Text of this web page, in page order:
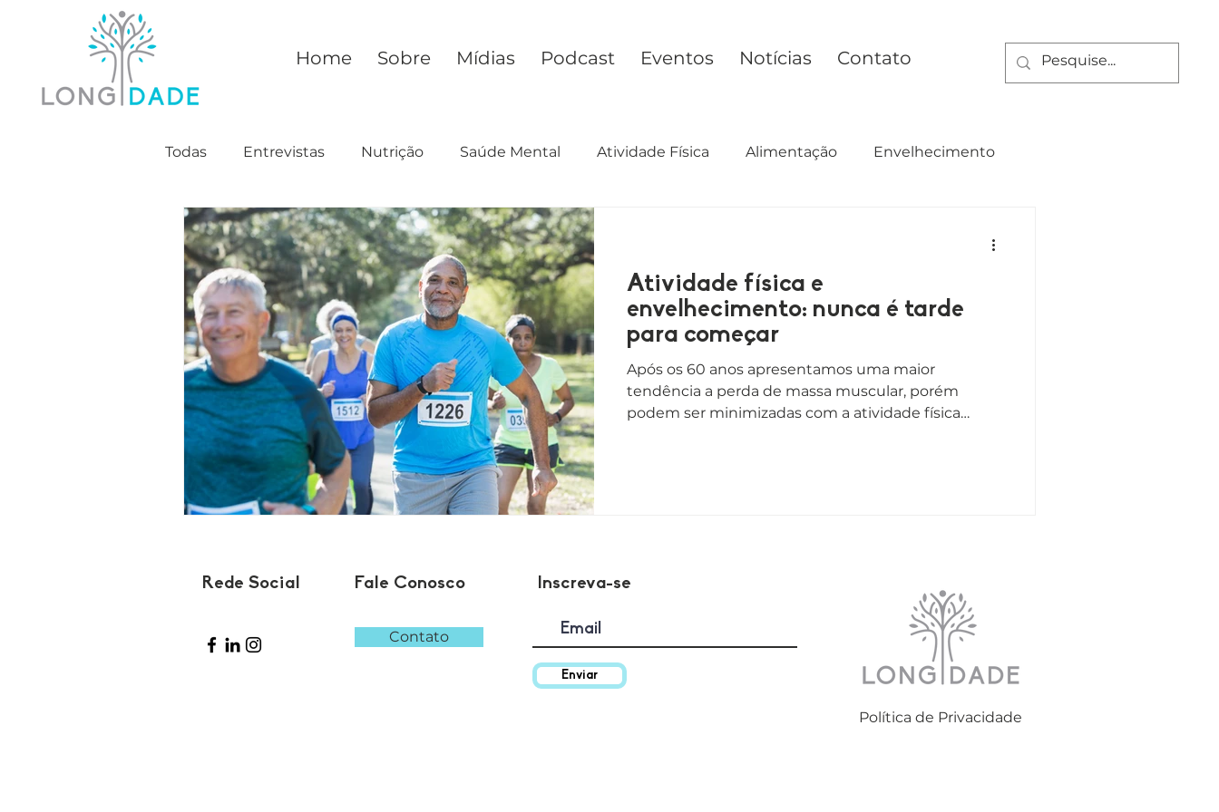
Home Sobre Mídias Podcast Eventos Notícias Contato
Todas Entrevistas Nutrição Saúde Mental Atividade Física Alimentação Envelhecimento
Saúde Mitos Conhecimento Preconceito
Relacionamento Moda
Atividade física e
envelhecimento: nunca é tarde
para começar
Após os 60 anos apresentamos uma maior
tendência a perda de massa muscular, porém
podem ser minimizadas com a atividade física
Rede Social Fale Conosco Inscreva-se
Contato
Enviar
Política de Privacidade